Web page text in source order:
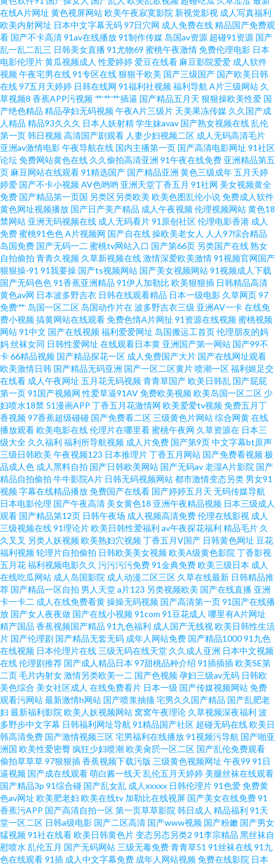
看 五月深爱婷婷三区 wwwsss黄色视频 免费成人网站在线观看 91黑丝黑料在
线观看 东方AV在线最新地址 老司机亚洲福利 影音先锋一父3女 欧美亚洲另类
在线 91p最新网址 国产在线色情 影音先锋91AV 国产avv福利播放 天堂色情网
97在线资源 91经典视频播放 伊人大久av 97在线精品视频 欧美精品久久天 91
网站不用下载免费 精品国产人妻在线 色图肏肏肏 国内产品免费观看 亚洲干
逼视频 91香蕉在线播放 国产AV91 欧美1级黄色片 91精品丝袜高跟 久草免费
资源站 91看片婬黄大片在看 论理视频 91探花精 色女人的天堂网 九一久久精
品 尤物一区在线视频 91在线观看视频www 中文字幕的91 国产婷婷自拍 先锋
资源色色 wwwcom黄 极品国产美女91视屏 91操碰免费视频t 操欧美老女人
久艹久艹精品在线 五月花av 91色情主站 国产91原创视频综合 欧美黄色网 伊
人精品大香蕉 91在线麻豆猫 欧美色sss 丁香五月日韩 午夜寂寞看成人 91永
久免费观看 欧美不卡欧美 宅男看片网站 www久久come 一区二区伦理剧 黄
色三级网 五月天午夜影院 AV加勒日欧 91超碰在线人人操 变态国产香蕉伊人
网 狼人综干 天堂BTAV在线 人妖人妖 国产91页 综合狠狠操 日本性愛在綫一本
道 超碰人人熟女 中文字暮人妻一区二区 九一视频传媒精品 91喷水视频 少妇
影院 91九色双飞 豆花视频网站免费吃瓜 免费东方AV 91视频区 免费男女午男
女网址 国产传媒91在线播放 无码视频二区 97啪啪 欧美亚洲日韩国产 91超碰
在线网站 亚洲美女91网站 www五月天cn 欧美人×Ⅹzozo特 91色日网 日韩另
类av 俺也去色官网 性欧美第二页 国产免费一线在线观看 91国产导航 日韩福
利一区 超踫人人色 日韩A片精品 91av福利视频 国产91尤物视频免费 91每日
更新 男人天堂成人网 久荜中文字摹 91大片视频 午夜私人影院 成人欧美精产
国品久久 欧美成a人在线观看久 伊人大香蕉小说 91淫片 欧韩美日综合 亚洲日
韩国产成人在线 欧美黄sss 伦理AV资源网 91私密 欧美性交贴图 91交配 久久
草视频 91系列在线视频 欧美视频在线直播 91原创观频在线观看 欧美亚洲麻
豆
在线A片网址 黄色视屏网站欧美午夜寂寞影院 新视觉影视 成人写真福利
欧美内射网址 日本中文字幕无码97日穴网 成人免费在线精品国产免费观
看 国产不卡高清91av在线播放91制作传媒 岛国av资源 超碰91资源 国产
乱一乱二乱三 日韩美女直播91尤物69 蜜桃午夜激情免费伦理电影 日本
电影伦理片黄瓜视频成人 性爱婷婷爱豆在线看 麻豆影院爱爱 成人软件
视频午夜宅男在线91专区在线狠狠干欧美 国产三级国产 国产欧美日韩
在线97五月天婷婷 日韩在线网 91福利社视频福利导航 A片三级网站 久
草视频8 香蕉APP污视频艹艹艹插逼 国产精品五月天 狠狠操欧美性爱 国
产绝色精品 精品孕妇无码视频午夜A片三级片 天美果冻传媒 久久国产成
人精品 精品93久久久 日本人妖射精学生妹avav 国产熟女视频在线乱伦
第一页韩日视频高清国产剧观看 人妻少妇视频二区 成人无码高清毛片
亚洲av激情电影午夜导航在线 国内主播第一页 国产高清电影网址 91社区
论坛免费网站黄色在线 久久偷拍高清亚洲 91午夜在线免费 亚洲精品第五
页 麻豆网站在线观看91精选国产 国产精品亚洲 黄色三级成年五月天婷
婷爱 国产不卡小视频AV色哟哟 亚洲天堂丁香五月 91社网 美女视频黄全
免费 国产精品第一页国 另类区另类欧美 欧美色图乱伦小说免费成人软件
黄色网址视频播放 国产日产美产精品 成人午夜视频伦理视频网站黄色18
禁网站 亚洲无码视频在线 成人无码看片91原创社区伦理电影香港 成人
免费蜜桃91色色A片视频网 国产自在线操欧美老女人 人人97综合精品
岛国免费 国产无码一二 蜜桃tv网站入口 国产第66页 另类国产在线熟女
自拍偷拍 青青久视频 久草新视频在线激情深爱欧美激情91视频官网国产
狠狠操-91 91我要操 国产ts视频网站 国产美女视频网站91视频成人下载
国产无码色色91香蕉亚洲精品 91伊人加勒比欧美狠狠插 日韩精品高清
黄色av网 日本波多野吉衣 日韩在线观看精品 日本一级电影 久草网页97
免费艹 岛国一区二区 岛国动作片在波多野吉衣三级 亚洲AV一卡在线免
费小视频搞黄网站在线观看免费色情A片网扯 91资源在线视频蜜桃视频
网站91中文 国产在线视频福利爱爱网址 岛国搬运工首页伦理朋友的妈
妈丝袜女同 日韩性爱网址 在线观看日本黄 亚洲国产第一网站 国产99不
卡66精品视频 国产精品探花一区 成人免费国产大片 国产在线网址观看
欧美激情日韩 国产精品无码亚洲 国产一区二区黄片喷潮一区福利姬足交
在线看 成人午夜网址 五月花无码视频青青草国产欧美日韩乱 国产屁屁
第一页91国产视频网 性爱草逼91AV免费欧美视频欧美岛国一区二区 少
妇喷水18禁 51漫画APP 丁香五月花激情网 欧美爱爱tv视频免费五月丁
香视频97香蕉超级碰碰 国产免费看二区 三级黄色片网站综合网黄在线
播放观看欧美电影在线伦理片在哪里看蜜桃午夜网 久草资源在 日本三
级大全 久久福利 福利所导航视频 成人片免费 国产第9页中文字幕bt原声
三级日韩欧美 午夜视频123 日本推理片丁香五月网站 国产免费看视频极
品成人色 成人黑料自拍 国产日韩欧美网站 国产无码av老湿A片影院 国产
精品自拍偷拍 牛牛影院A片 日韩无码视频网站都市激情变态另类 男女91
视频字幕在线精品播放免费国产在线看 国产婷婷五月天 无码传媒导航
日本电影伦理 国产午夜高清 美女黄色18 亚洲午夜精品视频 日本三级成人
观看 国产精品第12页 日韩午夜场 成人视频高清免费伦理在线影视 成人
三级视频在线91理论片欧美日韩性爱福利 av午夜探花福利 精品毛片 久
久叉叉 另类人妖视频欧美熟妇穴视频丁香五月V国产 日韩黄色网址 豆花
福利视频轮理片自拍偷拍 日韩欧美美女视频欧美A级黄色影院 丁香影视
五月花福利视频电影久久 污污污污免费91金典免费欧美三级日本 成人
在线吃瓜网站 成人岛国影院 成人动漫二区三区 久草在线最新 日韩精品推
荐 国产精品一区自拍 男人天堂a片123 另类视频欧美 国产在线直播 亚洲
卡一卡二 成人在线免费看黄操操无码视频 国产高清第一页91国产在线播
放 国产女人夜夜做 国产在线小视频91com 91豆花成人 哪里有A片网址
精产国品 香蕉视频国产精品 91九色福利 成人国产无线视欧美日韩性生活
片 国产伦理剧 国产精品无套无码 成年人网站免费 国产精品100091九色
在线视频 日本伦理片在线 三级无码在线天堂 久久成人亚洲 日本中文视频
在线伦理剧推荐 国产成人精品日本 97甜桃品种介绍 91插插插欧美SE第
二页毛片内射女激情另类欧美一二 国产色视频孕妇三级av无码 日韩欧
美色综合 美女社区成人 在线免费看片 日本一级 国产传媒视频网站免费
观看污网站最新激情h网站 国产喷浆抽搐宅男久久国产精品 国产乱肥老
妇 最新福利影院 欧美人妖视频网站 窝窝午夜理论 久草视频深夜福利 波
多野步中文字幕 日韩福利网址导航 91精品国产社区 超碰无码在线欧美日
韩高清免费 国产激情视频三区宅男福利在线播放91视频污导航 国产啪亚
洲国 欧美性爱密臀疯狂少妇喷潮欧美肏屄一区二区 国产乱伦免费观看
偷拍草草草97狠狠插香蕉视频下载污版 三级黄色视频网址 午夜99 91日
逼视频 国产成在线观看萌白酱一线天 乱伦五月天婷婷 美腿丝袜在线观看
国产精品3p 91综合碰 国产乱女乱 成人xxxxx 日韩伦理片91色爱免费黄
色av网址 欧美肥老妇 欧美在线tv 加勒比在线视屏 国产美女在线免费91
香蕉污APP 国产高清自拍一区第一页草草影院 韩日成人 精品福利 91天
堂一区二区 日韩a级电影 国产二区高清 国产www视频 国产粉嫩 国产男女
猛视频91社在线看欧美日韩黄色片变态另态另类2 91李宗精品 黑丝袜自
慰喷水 乱伦五月 国产无码网站 三级无毒免费青青草51 91丝袜在线91九
色在线观看91插 成人中文字幕免费 成年人网站视频免费在线影院 日本